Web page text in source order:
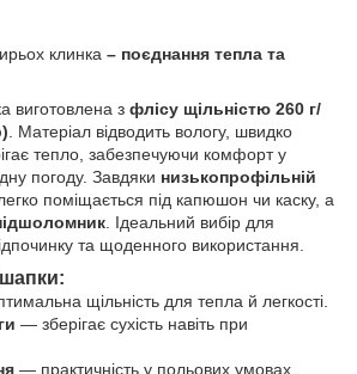
клинка – поєднання тепла та
виготовлена з флісу щільністю 260 г/
. Матеріал відводить вологу, швидко
тепло, забезпечуючи комфорт у
погоду. Завдяки низькопрофільній
поміщається під капюшон чи каску, а
. Ідеальний вибір для
та щоденного використання.
щільність для тепла й легкості.
— зберігає сухість навіть при
— практичність у польових умовах.